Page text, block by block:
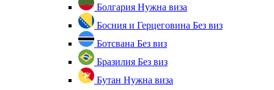
Болгария Нужна виза
Босния и Герцеговина Без виз
Ботсвана Без виз
Бразилия Без виз
Бутан Нужна виза